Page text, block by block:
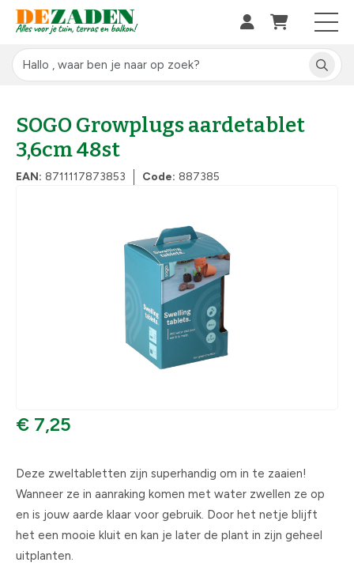
SOGO Growplugs aardetablet
3,6cm 48st
EAN: 8711117873853 Code: 887385
€ 7,25
Deze zweltabletten zijn superhandig om in te zaaien!
Wanneer ze in aanraking komen met water zwellen ze op
en is jouw aarde klaar voor gebruik. Door het netje blijft
het een mooie kluit en kan je later de plant in zijn geheel
uitplanten.